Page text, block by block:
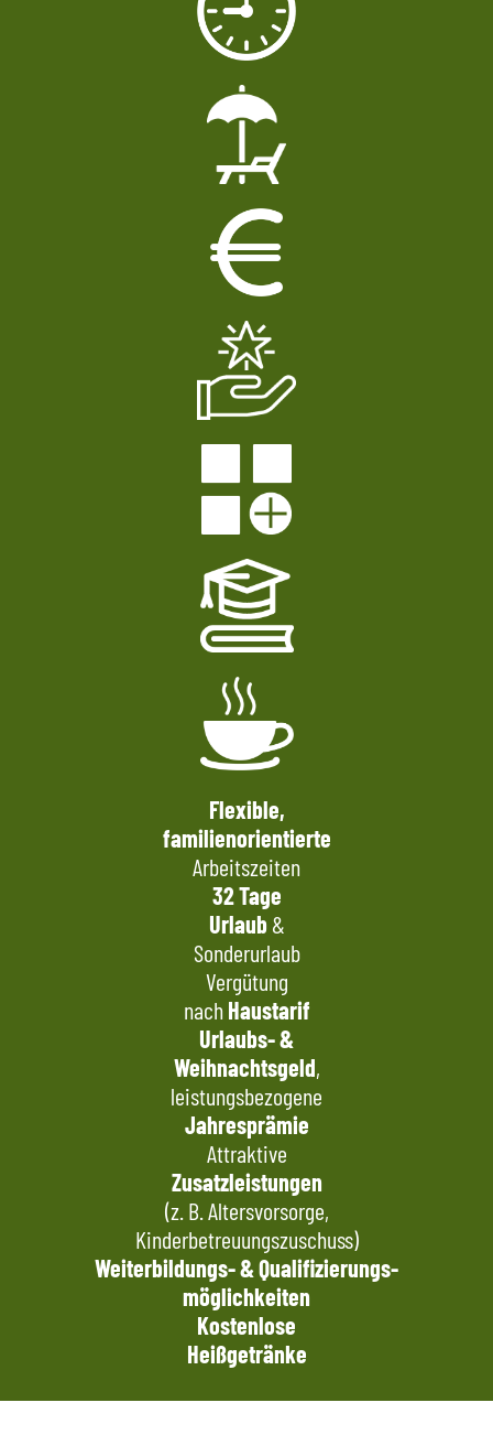
Flexible,
familienorientierte
Arbeitszeiten
32 Tage
Urlaub&
Sonderurlaub
Vergütung
nachHaustarif
Urlaubs- &
Weihnachtsgeld,
leistungsbezogene
Jahresprämie
Attraktive
Zusatzleistungen
(z. B. Altersvorsorge,
Kinderbetreuungszuschuss)
Weiterbildungs- &Qualifizierungs-
möglichkeiten
Kostenlose
Heißgetränke